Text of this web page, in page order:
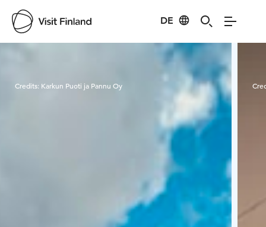
DE
Visit Finland
Credits: Karkun Puoti ja Pannu Oy